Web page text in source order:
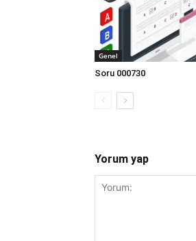
Genel
Soru 000730
Yorum yap